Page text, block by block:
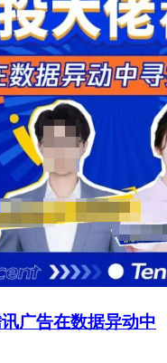
广告在数据异动中